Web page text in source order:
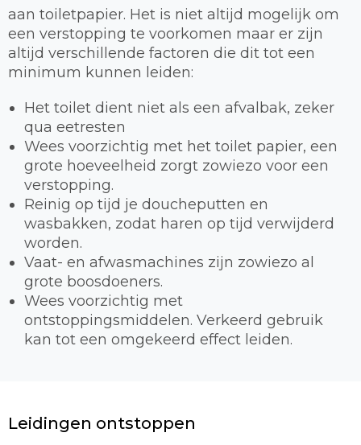
aan toiletpapier. Het is niet altijd mogelijk om
een verstopping te voorkomen maar er zijn
altijd verschillende factoren die dit tot een
minimum kunnen leiden:
Het toilet dient niet als een afvalbak, zeker
qua eetresten
Wees voorzichtig met het toilet papier, een
grote hoeveelheid zorgt zowiezo voor een
verstopping.
Reinig op tijd je doucheputten en
wasbakken, zodat haren op tijd verwijderd
worden.
Vaat- en afwasmachines zijn zowiezo al
grote boosdoeners.
Wees voorzichtig met
ontstoppingsmiddelen. Verkeerd gebruik
kan tot een omgekeerd effect leiden.
Leidingen ontstoppen